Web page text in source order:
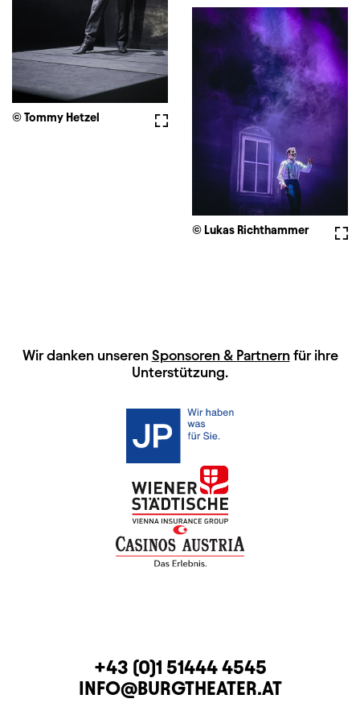
Vollbild
© Tommy Hetzel
© Lukas Richthammer
HAUPTSPONSOREN
Wir danken unseren Sponsoren & Partnernfür ihre
Unterstützung.
KONTAKTTELEFON
+43 (0)1 51444 4545
E-MAIL
INFO@BURGTHEATER.AT